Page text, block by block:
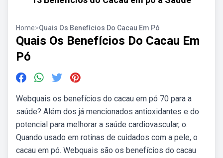
Home>Quais Os Benefícios Do Cacau Em Pó
Quais Os Benefícios Do Cacau Em
Pó
Webquais os benefícios do cacau em pó 70 para a
saúde? Além dos já mencionados antioxidantes e do
potencial para melhorar a saúde cardiovascular, o.
Quando usado em rotinas de cuidados com a pele, o
cacau em pó. Webquais são os benefícios do cacau